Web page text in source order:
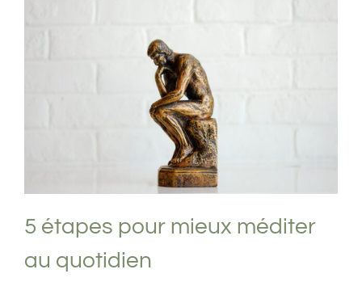
5 étapes pour mieux méditer au
quotidien
Philosophie Sans catégorie
5 étapes pour mieux méditer
au quotidien